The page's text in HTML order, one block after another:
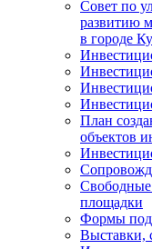
Совет по
развитию
в городе
План
объектов
Свободные
площадки
Формы
Выставки,